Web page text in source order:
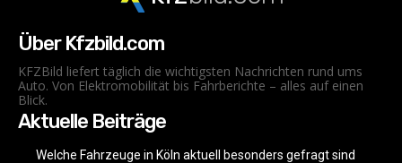
Über Kfzbild.com
KFZBild liefert täglich die wichtigsten Nachrichten rund ums
Auto. Von Elektromobilität bis Fahrberichte – alles auf einen
Blick.
Aktuelle Beiträge
Welche Fahrzeuge in Köln aktuell besonders gefragt sind